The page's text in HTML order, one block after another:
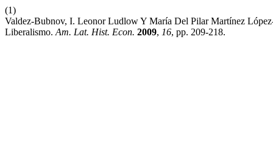
(1)
Valdez-Bubnov, I. Leonor Ludlow Y María Del Pilar Martínez
Liberalismo. Am. Lat. Hist. Econ. 2009, 16, pp. 209-218.